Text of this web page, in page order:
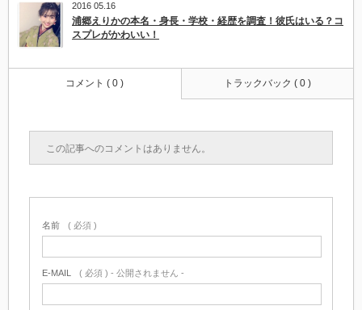
2016 05.16
浦郷えりかの本名・身長・学校・経歴を調査！彼氏はいる？コ
スプレがかわいい！
コメント ( 0 ) トラックバック ( 0 )
この記事へのコメントはありません。
名前 ( 必須 )
E-MAIL ( 必須 ) - 公開されません -